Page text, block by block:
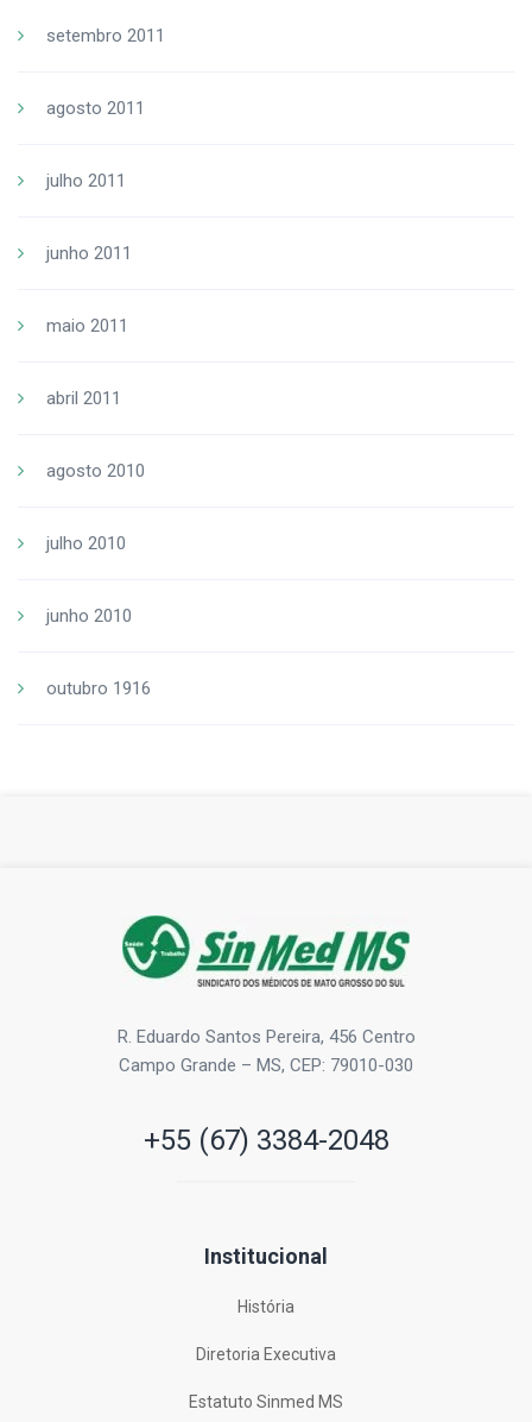
setembro 2011
agosto 2011
julho 2011
junho 2011
maio 2011
abril 2011
agosto 2010
julho 2010
junho 2010
outubro 1916
R. Eduardo Santos Pereira, 456 Centro
Campo Grande – MS, CEP: 79010-030
+55 (67) 3384-2048
Institucional
História
Diretoria Executiva
Estatuto Sinmed MS